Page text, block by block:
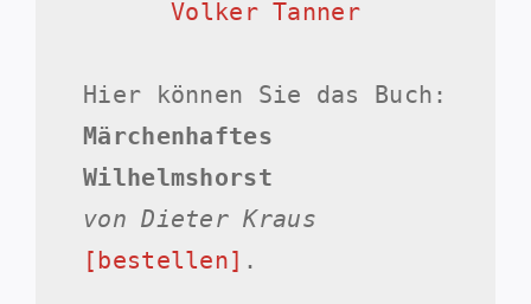
Hier können Sie das Buch:
Märchenhaftes
Wilhelmshorst
von Dieter Kraus
[bestellen] .